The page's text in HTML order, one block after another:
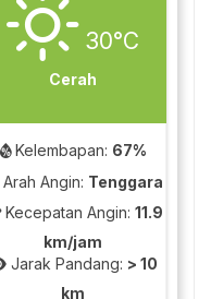
30°C
Cerah
Kelembapan: 67%
Arah Angin: Tenggara
Kecepatan Angin: 11.9
km/jam
Jarak Pandang: > 10
km